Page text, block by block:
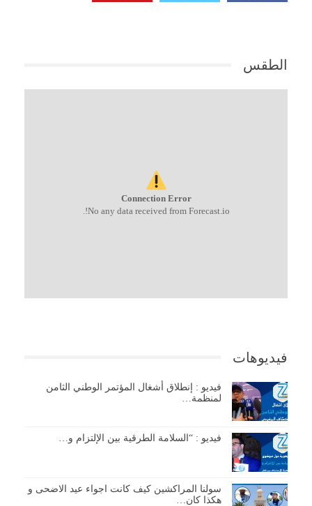
الطقس
Connection Error
No any data received from Forecast.io!.
فيديوهات
فيديو : إنطلاق أشغال المؤتمر الوطني الثامن
لمنظمة…
فيديو : “السلامة الطرقية بين الإلتزام و…
سولنا المراكشين كيف كانت اجواء عيد الاضحى و
هكذا كان…